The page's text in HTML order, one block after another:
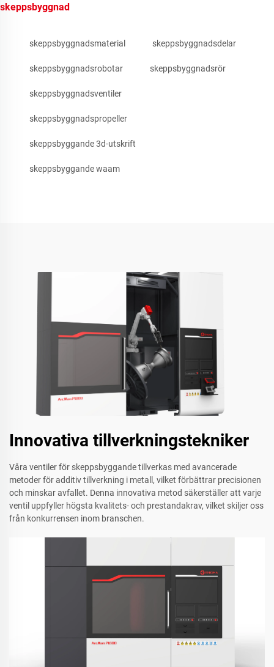
skeppsbyggnad
skeppsbyggnadsmaterial skeppsbyggnadsdelar
skeppsbyggnadsrobotar skeppsbyggnadsrör
skeppsbyggnadsventiler
skeppsbyggnadspropeller
skeppsbyggande 3d-utskrift
skeppsbyggande waam
Innovativa tillverkningstekniker
Våra ventiler för skeppsbyggande tillverkas med avancerade
metoder för additiv tillverkning i metall, vilket förbättrar precisionen
och minskar avfallet. Denna innovativa metod säkerställer att varje
ventil uppfyller högsta kvalitets- och prestandakrav, vilket skiljer oss
från konkurrensen inom branschen.